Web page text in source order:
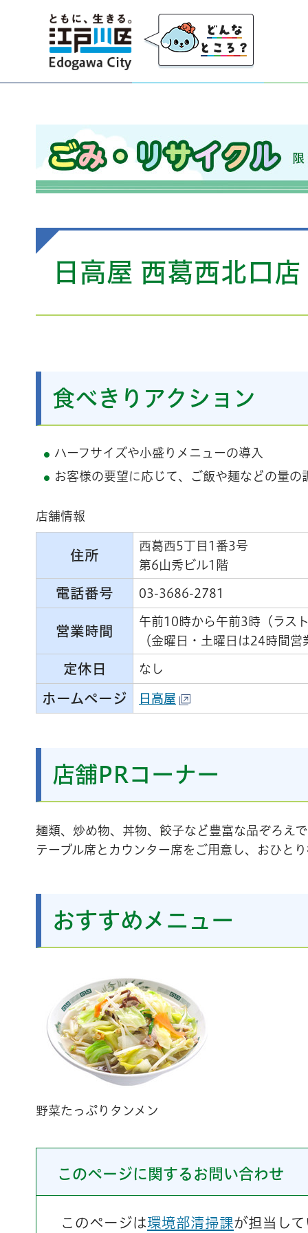
江戸川区
ごみ・リサイクル 限りのある資源を大切にし、
日高屋 西葛西北口店
食べきりアクション
ハーフサイズや小盛りメニューの導入
お客様の要望に応じて、ご飯や麺などの量の
店舗情報
住所
西葛西5丁目1番3号
第6山秀ビル1階
電話番号 03-3686-2781
営業時間
午前10時から午前3時（ラス
（金曜日・土曜日は24時間営
定休日 なし
ホームページ 日高屋
店舗PRコーナー
麺類、炒め物、丼物、餃子など豊富な品ぞろえ
テーブル席とカウンター席をご用意し、おひと
おすすめメニュー
野菜たっぷりタンメン
このページに関するお問い合わせ
このページは環境部清掃課が担当し